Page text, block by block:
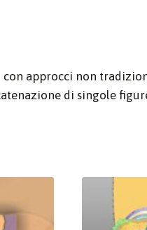
con approcci non
di singole